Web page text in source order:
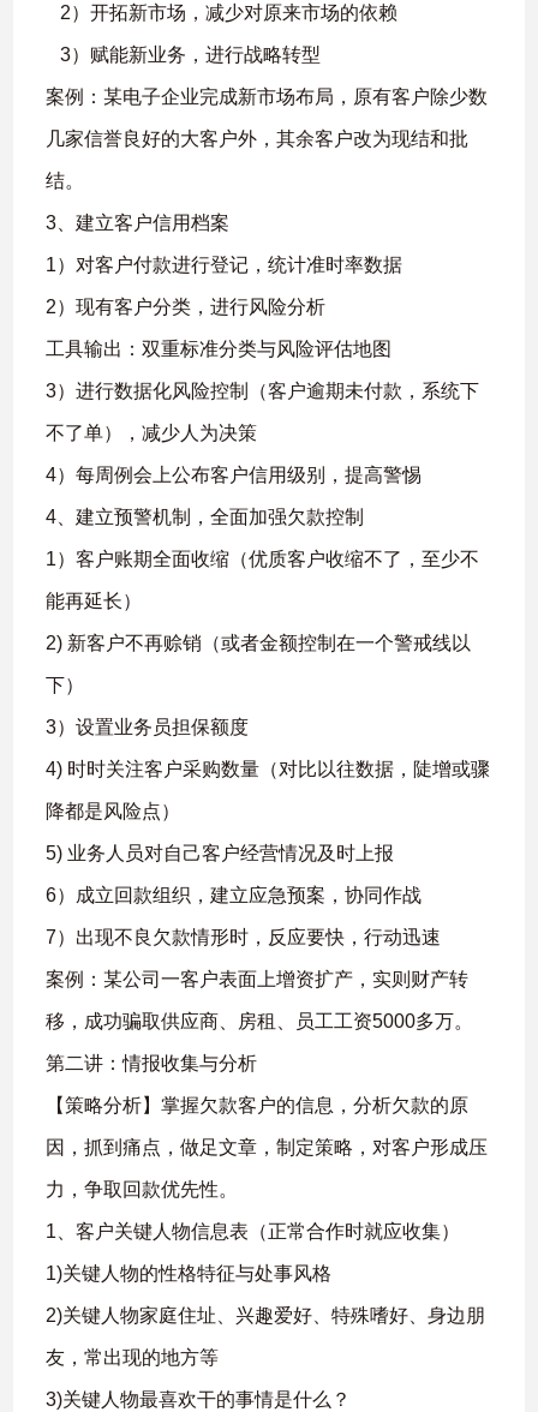
2）开拓新市场，减少对原来市场的依赖
3）赋能新业务，进行战略转型
案例：某电子企业完成新市场布局，原有客户除少数
几家信誉良好的大客户外，其余客户改为现结和批
结。
3、建立客户信用档案
1）对客户付款进行登记，统计准时率数据
2）现有客户分类，进行风险分析
工具输出：双重标准分类与风险评估地图
3）进行数据化风险控制（客户逾期未付款，系统下
不了单），减少人为决策
4）每周例会上公布客户信用级别，提高警惕
4、建立预警机制，全面加强欠款控制
1）客户账期全面收缩（优质客户收缩不了，至少不
能再延长）
2) 新客户不再赊销（或者金额控制在一个警戒线以
下）
3）设置业务员担保额度
4) 时时关注客户采购数量（对比以往数据，陡增或骤
降都是风险点）
5) 业务人员对自己客户经营情况及时上报
6）成立回款组织，建立应急预案，协同作战
7）出现不良欠款情形时，反应要快，行动迅速
案例：某公司一客户表面上增资扩产，实则财产转
移，成功骗取供应商、房租、员工工资5000多万。
第二讲：情报收集与分析
【策略分析】掌握欠款客户的信息，分析欠款的原
因，抓到痛点，做足文章，制定策略，对客户形成压
力，争取回款优先性。
1、客户关键人物信息表（正常合作时就应收集）
1)关键人物的性格特征与处事风格
2)关键人物家庭住址、兴趣爱好、特殊嗜好、身边朋
友，常出现的地方等
3)关键人物最喜欢干的事情是什么？